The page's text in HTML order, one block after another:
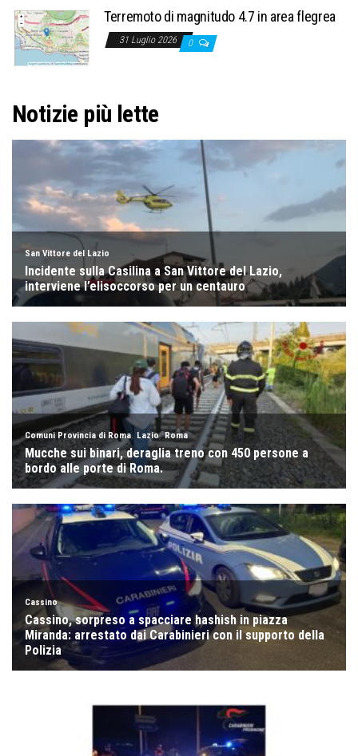
Terremoto di magnitudo 4.7 in area flegrea
31 Luglio 2026 0
Notizie più lette